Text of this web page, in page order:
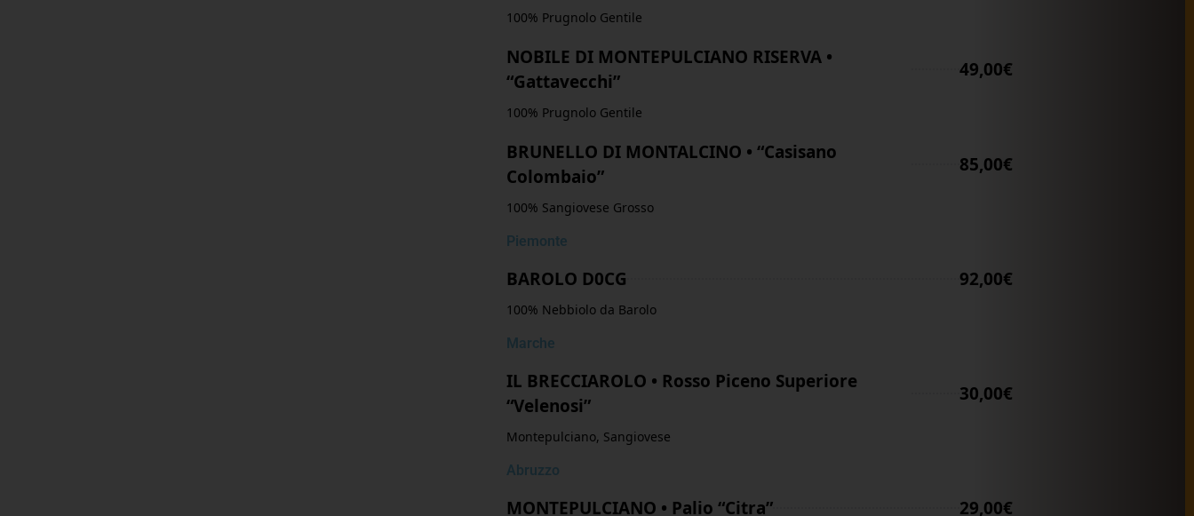
100% Prugnolo Gentile
NOBILE DI MONTEPULCIANO RISERVA •
“Gattavecchi”
49,00€
100% Prugnolo Gentile
BRUNELLO DI MONTALCINO • “Casisano
Colombaio”
85,00€
100% Sangiovese Grosso
Piemonte
BAROLO D0CG 92,00€
100% Nebbiolo da Barolo
Marche
IL BRECCIAROLO • Rosso Piceno Superiore
“Velenosi”
30,00€
Montepulciano, Sangiovese
Abruzzo
MONTEPULCIANO • Palio “Citra” 29,00€